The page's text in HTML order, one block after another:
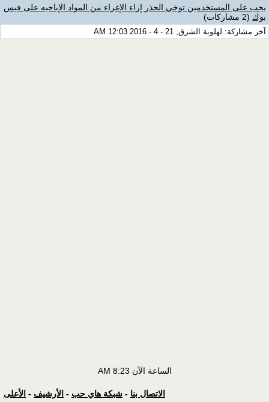
يجب على المستخدمين توخي الحذر إزاء الإغراء من المواد الإباحيه على فيس
بوك (2 مشاركات)
آخر مشاركة: لهلوبة الشرق, 21 - 4 - 2016 12:03 AM
الساعة الآن 8:23 AM
الاتصال بنا - شبكة هاي حب - الأرشيف - الأعلى